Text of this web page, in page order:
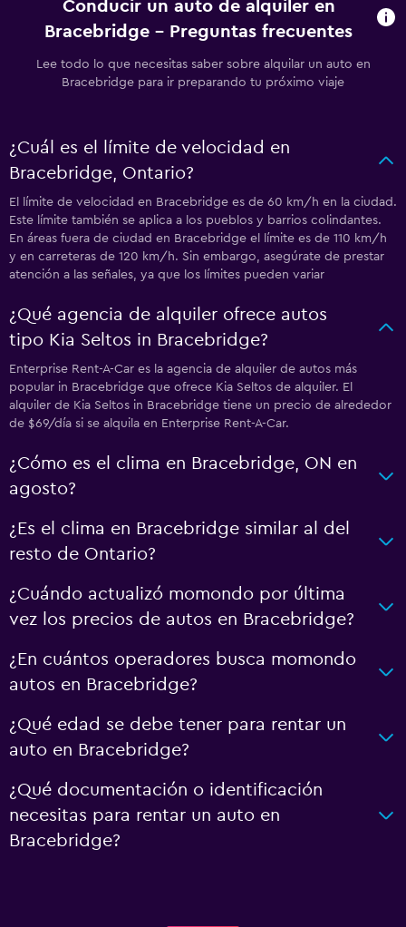
Conducir un auto de alquiler en
Bracebridge - Preguntas frecuentes
Lee todo lo que necesitas saber sobre alquilar un auto en
Bracebridge para ir preparando tu próximo viaje
¿Cuál es el límite de velocidad en
Bracebridge, Ontario?
El límite de velocidad en Bracebridge es de 60 km/h en la ciudad.
Este límite también se aplica a los pueblos y barrios colindantes.
En áreas fuera de ciudad en Bracebridge el límite es de 110 km/h
y en carreteras de 120 km/h. Sin embargo, asegúrate de prestar
atención a las señales, ya que los límites pueden variar
¿Qué agencia de alquiler ofrece autos
tipo Kia Seltos in Bracebridge?
Enterprise Rent-A-Car es la agencia de alquiler de autos más
popular in Bracebridge que ofrece Kia Seltos de alquiler. El
alquiler de Kia Seltos in Bracebridge tiene un precio de alrededor
de $69/día si se alquila en Enterprise Rent-A-Car.
¿Cómo es el clima en Bracebridge, ON en
agosto?
¿Es el clima en Bracebridge similar al del
resto de Ontario?
¿Cuándo actualizó momondo por última
vez los precios de autos en Bracebridge?
¿En cuántos operadores busca momondo
autos en Bracebridge?
¿Qué edad se debe tener para rentar un
auto en Bracebridge?
¿Qué documentación o identificación
necesitas para rentar un auto en
Bracebridge?